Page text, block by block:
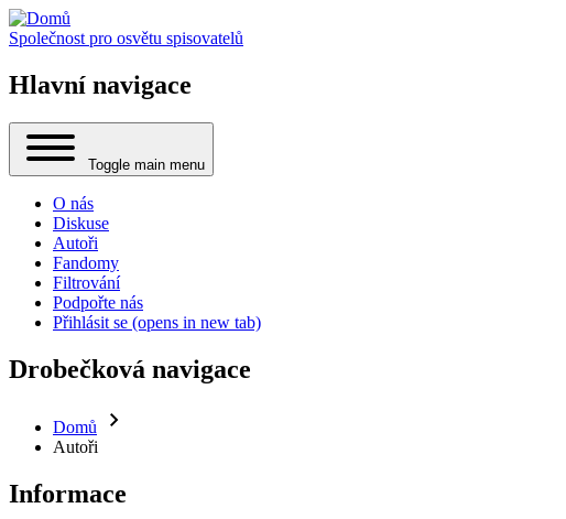
Společnost pro osvětu spisovatelů
Hlavní navigace
Toggle main menu
O nás
Diskuse
Autoři
Fandomy
Filtrování
Podpořte nás
Přihlásit se (opens in new tab)
Drobečková navigace
Domů
Autoři
Informace